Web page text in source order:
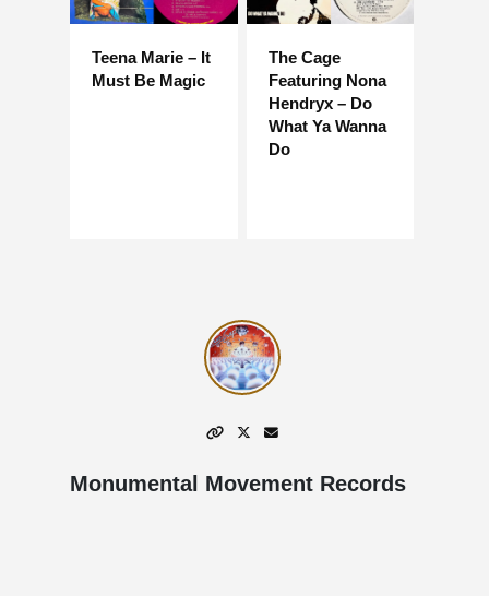
Teena Marie – It
Must Be Magic
The Cage
Featuring Nona
Hendryx – Do
What Ya Wanna
Do
Monumental Movement Records